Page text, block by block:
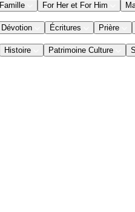
Famille For Her et For Him
Dévotion Écritures Prière
Histoire Patrimoine Culture